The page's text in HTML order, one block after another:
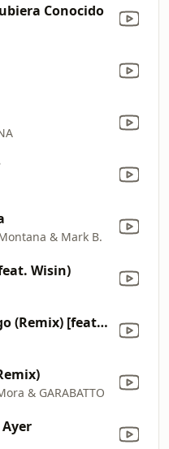
Conocido
& Mark B.
Wisin)
Baila Conmigo (Remix) [feat. Luciana & Joey Montana]
& GARABATTO